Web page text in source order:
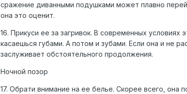
сражение диванными подушками может плавно
она это оценит.
16. Прикуси ее за загривок. В современных
касаешься губами. А потом и зубами. Если она и не
заслуживает обстоятельного продолжения.
Ночной позор
17. Обрати внимание на ее белье. Скорее всего, она